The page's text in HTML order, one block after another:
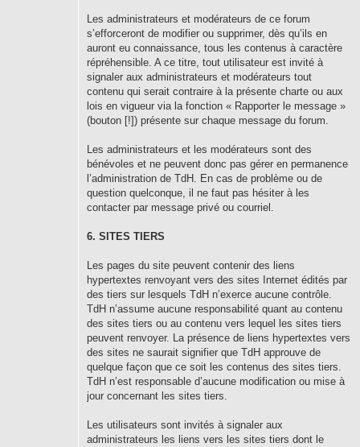
Les administrateurs et modérateurs de ce forum
s’efforceront de modifier ou supprimer, dès qu’ils en
auront eu connaissance, tous les contenus à caractère
répréhensible. A ce titre, tout utilisateur est invité à
signaler aux administrateurs et modérateurs tout
contenu qui serait contraire à la présente charte ou aux
lois en vigueur via la fonction « Rapporter le message »
(bouton [!]) présente sur chaque message du forum.
Les administrateurs et les modérateurs sont des
bénévoles et ne peuvent donc pas gérer en permanence
l’administration de TdH. En cas de problème ou de
question quelconque, il ne faut pas hésiter à les
contacter par message privé ou courriel.
6. SITES TIERS
Les pages du site peuvent contenir des liens
hypertextes renvoyant vers des sites Internet édités par
des tiers sur lesquels TdH n’exerce aucune contrôle.
TdH n’assume aucune responsabilité quant au contenu
des sites tiers ou au contenu vers lequel les sites tiers
peuvent renvoyer. La présence de liens hypertextes vers
des sites ne saurait signifier que TdH approuve de
quelque façon que ce soit les contenus des sites tiers.
TdH n’est responsable d’aucune modification ou mise à
jour concernant les sites tiers.
Les utilisateurs sont invités à signaler aux
administrateurs les liens vers les sites tiers dont le